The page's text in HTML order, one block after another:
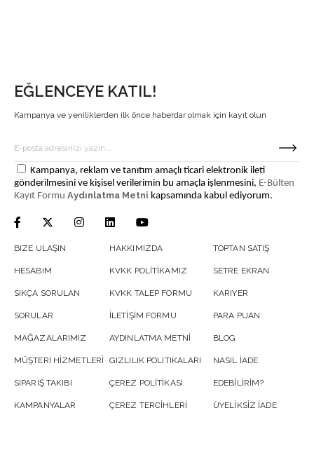
EĞLENCEYE KATIL!
Kampanya ve yeniliklerden ilk önce haberdar olmak için kayıt olun
Kampanya, reklam ve tanıtım amaçlı ticari elektronik ileti
gönderilmesini ve kişisel verilerimin bu amaçla işlenmesini, E-Bülten
Kayıt Formu Aydınlatma Metni kapsamında kabul ediyorum.
BIZE ULAŞIN
HESABIM
SIKÇA SORULAN
SORULAR
MAĞAZALARIMIZ
MÜŞTERİ HİZMETLERİ
SIPARIŞ TAKIBI
KAMPANYALAR
HAKKIMIZDA
KVKK POLİTİKAMIZ
KVKK TALEP FORMU
İLETİŞİM FORMU
AYDINLATMA METNİ
GIZLILIK POLITIKALARI
ÇEREZ POLİTİKASI
ÇEREZ TERCİHLERİ
TOPTAN SATIŞ
SETRE EKRAN
KARIYER
PARA PUAN
BLOG
NASIL İADE
EDEBİLİRİM?
ÜYELİKSİZ İADE